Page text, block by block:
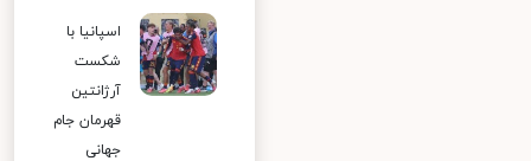
اسپانیا با
شکست
آرژانتین
قهرمان جام
جهانی